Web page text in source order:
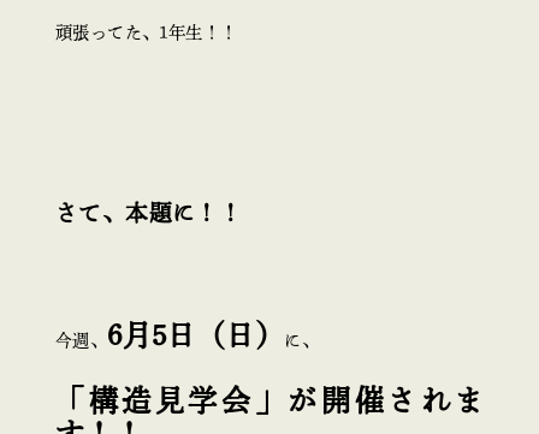
頑張ってた、1年生！！
さて、本題に！！
今週、 6月5日（日） に、
「構造見学会」が開催されま